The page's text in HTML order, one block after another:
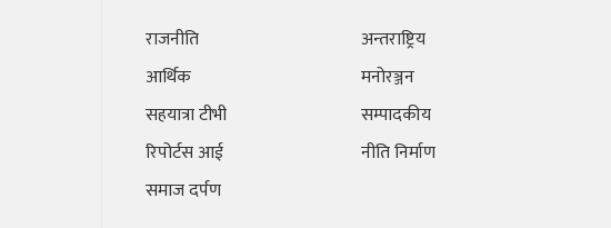
राजनीति
आर्थिक
सहयात्रा टीभी
रिपोर्टस आई
समाज दर्पण
अन्तराष्ट्रिय
मनोरञ्जन
सम्पादकीय
नीति निर्माण